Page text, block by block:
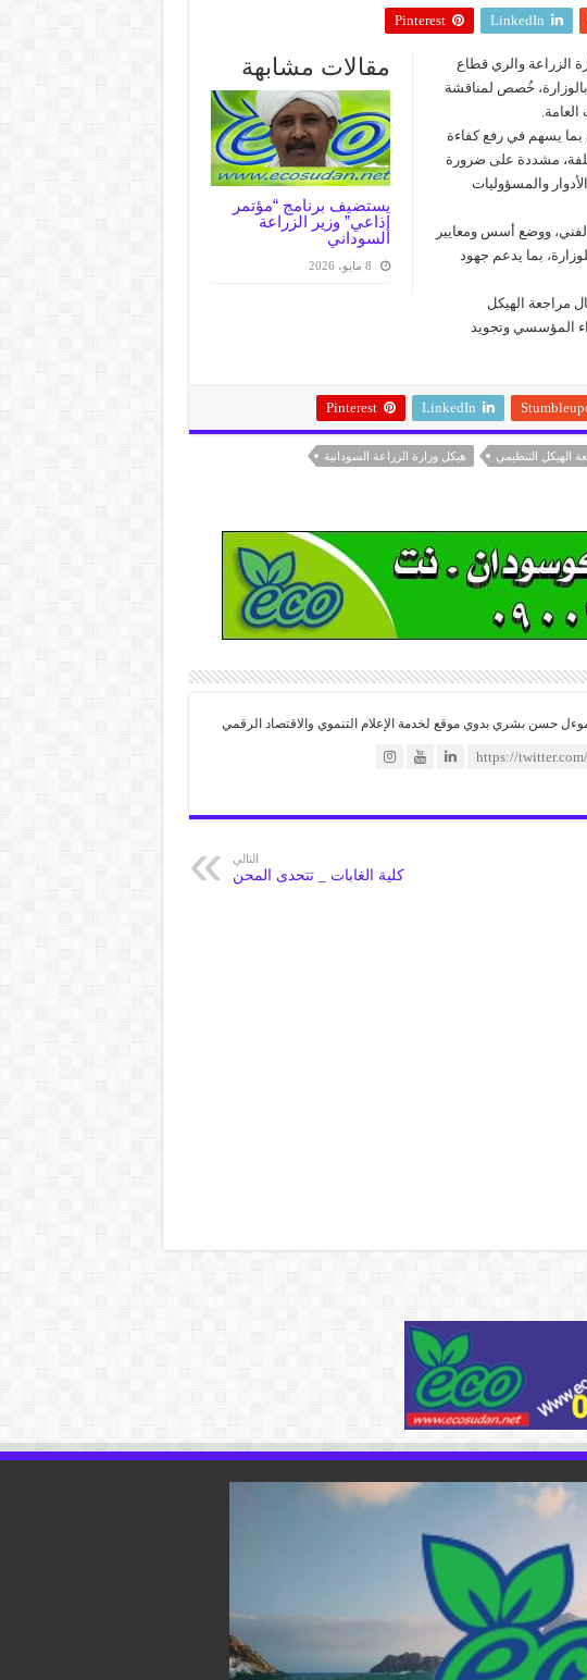
LinkedIn
Pinterest
مقالات مشابهة
يستضيف برنامج “مؤتمر
إذاعي” وزير الزراعة
السوداني
8 مايو، 2026
الزراعة والري قطاع
بالوزارة، خُصص لمناقشة
بما يسهم في رفع كفاءة
مشددة على ضرورة
والمسؤوليات
ووضع أسس ومعايير
بما يدعم جهود
مراجعة الهيكل
المؤسسي وتجويد
LinkedIn
Pinterest
الهيكل التنظيمي
هيكل وزارة الزراعة السودانية
حسن بشري بدوي موقع لخدمة الإعلام التنموي والاقتصاد الرقمي
التالي
كلية الغابات _ تتحدى المحن